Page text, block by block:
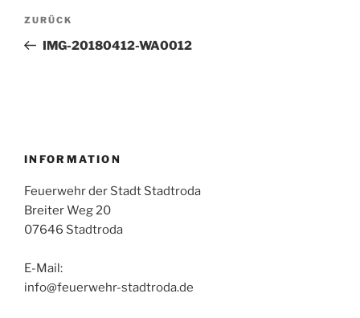
Beitragsnavigation
Vorheriger
Beitrag
ZURÜCK
IMG-20180412-WA0012
INFORMATION
Feuerwehr der Stadt Stadtroda
Breiter Weg 20
07646 Stadtroda
E-Mail:
info@feuerwehr-stadtroda.de